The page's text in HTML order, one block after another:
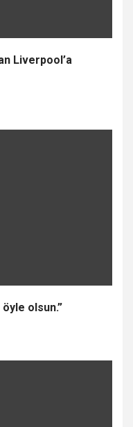
Liverpool’a
olsun.”